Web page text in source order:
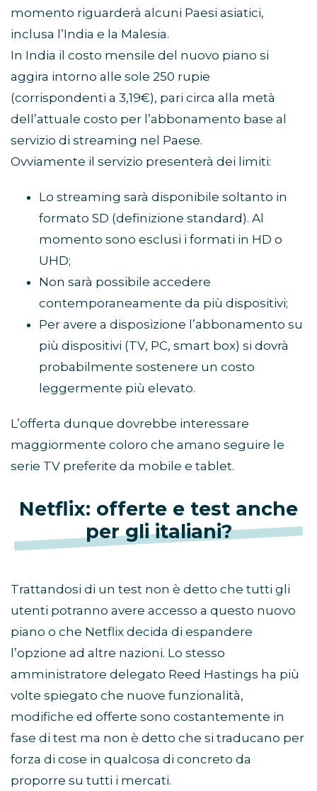
momento riguarderà alcuni Paesi asiatici,
inclusa l’India e la Malesia.
In India il costo mensile del nuovo piano si
aggira intorno alle sole 250 rupie
(corrispondenti a 3,19€), pari circa alla metà
dell’attuale costo per l’abbonamento base al
servizio di streaming nel Paese.
Ovviamente il servizio presenterà dei limiti:
Lo streaming sarà disponibile soltanto in
formato SD (definizione standard). Al
momento sono esclusi i formati in HD o
UHD;
Non sarà possibile accedere
contemporaneamente da più dispositivi;
Per avere a disposizione l’abbonamento su
più dispositivi (TV, PC, smart box) si dovrà
probabilmente sostenere un costo
leggermente più elevato.
L’offerta dunque dovrebbe interessare
maggiormente coloro che amano seguire le
serie TV preferite da mobile e tablet.
Netflix: offerte e test anche
per gli italiani?
Trattandosi di un test non è detto che tutti gli
utenti potranno avere accesso a questo nuovo
piano o che Netflix decida di espandere
l’opzione ad altre nazioni. Lo stesso
amministratore delegato Reed Hastings ha più
volte spiegato che nuove funzionalità,
modifiche ed offerte sono costantemente in
fase di test ma non è detto che si traducano per
forza di cose in qualcosa di concreto da
proporre su tutti i mercati.